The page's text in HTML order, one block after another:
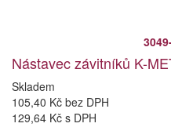
Nástavec závitníků K-
Skladem
105,40 Kč bez DPH
129,64 Kč s DPH